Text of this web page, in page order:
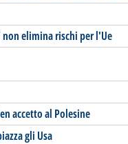
elimina rischi per l'Ue
accetto al Polesine
gli Usa